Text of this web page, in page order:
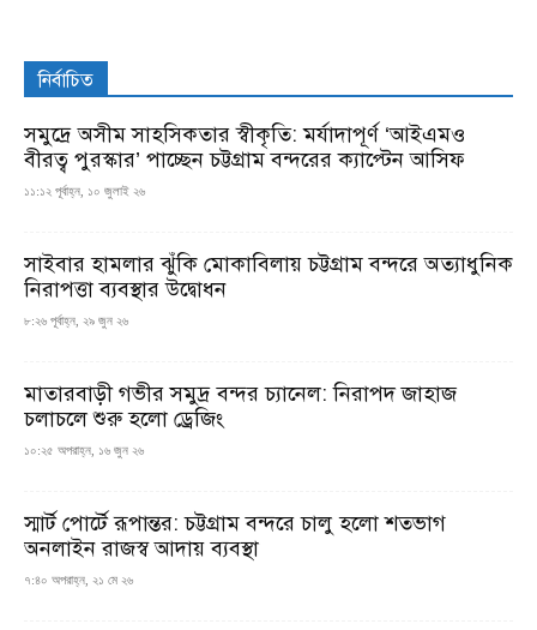
নির্বাচিত
সমুদ্রে অসীম সাহসিকতার স্বীকৃতি: মর্যাদাপূর্ণ ‘আইএমও
বীরত্ব পুরস্কার’ পাচ্ছেন চট্টগ্রাম বন্দরের ক্যাপ্টেন আসিফ
১১:১২ পূর্বাহ্ন, ১০ জুলাই ২৬
সাইবার হামলার ঝুঁকি মোকাবিলায় চট্টগ্রাম বন্দরে অত্যাধুনিক
নিরাপত্তা ব্যবস্থার উদ্বোধন
৮:২৬ পূর্বাহ্ন, ২৯ জুন ২৬
মাতারবাড়ী গভীর সমুদ্র বন্দর চ্যানেল: নিরাপদ জাহাজ
চলাচলে শুরু হলো ড্রেজিং
১০:২৫ অপরাহ্ন, ১৬ জুন ২৬
স্মার্ট পোর্টে রূপান্তর: চট্টগ্রাম বন্দরে চালু হলো শতভাগ
অনলাইন রাজস্ব আদায় ব্যবস্থা
৭:৪০ অপরাহ্ন, ২১ মে ২৬